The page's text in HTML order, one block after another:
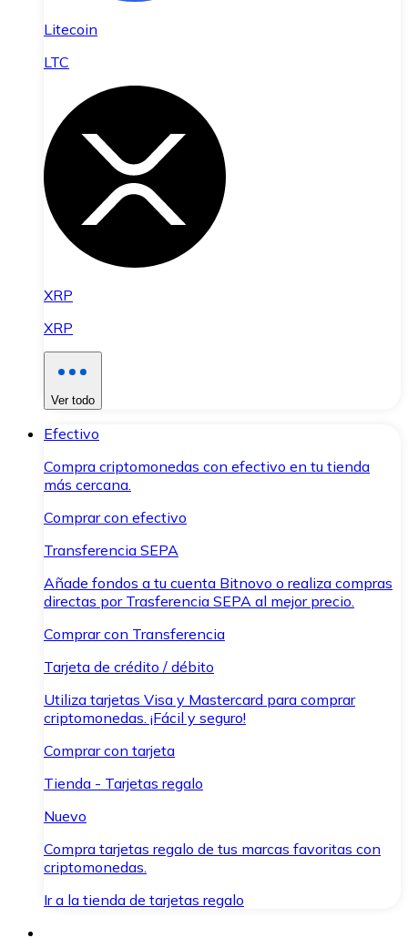
Litecoin
LTC
XRP
XRP
Ver todo
Efectivo
Compra criptomonedas con efectivo en tu tienda
más cercana.
Comprar con efectivo
Transferencia SEPA
Añade fondos a tu cuenta Bitnovo o realiza compras
directas por Trasferencia SEPA al mejor precio.
Comprar con Transferencia
Tarjeta de crédito / débito
Utiliza tarjetas Visa y Mastercard para comprar
criptomonedas. ¡Fácil y seguro!
Comprar con tarjeta
Tienda - Tarjetas regalo
Nuevo
Compra tarjetas regalo de tus marcas favoritas con
criptomonedas.
Ir a la tienda de tarjetas regalo